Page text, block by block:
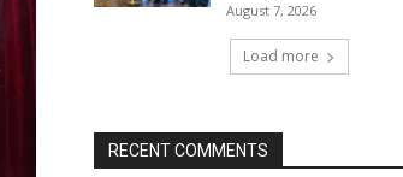
August 7, 2026
Load more
RECENT COMMENTS